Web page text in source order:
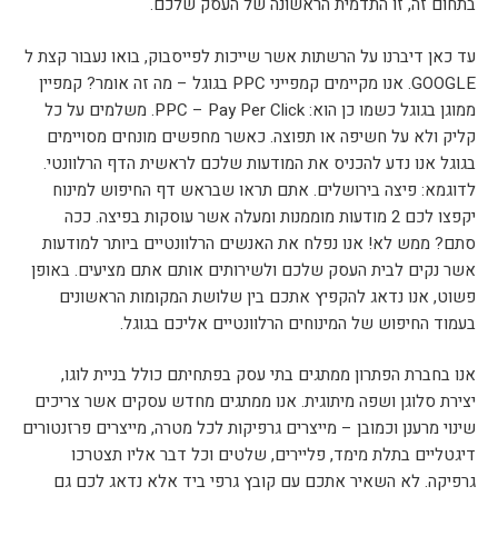
עד כאן דיברנו על הרשתות אשר שייכות לפייסבוק, בואו נעבור קצת ל
GOOGLE. אנו מקיימים קמפייני PPC בגוגל – מה זה אומר? קמפיין
ממוגן בגוגל כשמו כן הוא: PPC – Pay Per Click. משלמים על כל
קליק ולא על חשיפה או תפוצה. כאשר מחפשים מונחים מסויימים
בגוגל אנו נדע להכניס את המודעות שלכם לראשית הדף הרלוונטי.
לדוגמא: פיצה בירושלים. אתם תראו שבראש דף החיפוש למינוח
יקפצו לכם 2 מודעות מוממנות ומעלה אשר עוסקות בפיצה. ככה
סתם? ממש לא! אנו נפלח את האנשים הרלוונטיים ביותר למודעות
אשר נקים לבית העסק שלכם ולשירותים אותם אתם מציעים. באופן
פשוט, אנו נדאג להקפיץ אתכם בין שלושת המקומות הראשונים
בעמוד החיפוש של המינוחים הרלוונטיים אליכם בגוגל.
אנו בחברת הפתרון ממתגים בתי עסק בפתחיתם כולל בניית לוגו,
יצירת סלוגן ושפה מיתוגית. אנו ממתגים מחדש עסקים אשר צריכים
שינוי מרענן וכמובן – מייצרים גרפיקות לכל מטרה, מייצרים פרזנטורים
דיגטליים בתלת מימד, פליירים, שלטים וכל דבר אליו תצטרכו
גרפיקה. לא השאיר אתכם עם קובץ גרפי ביד אלא נדאג לכם גם